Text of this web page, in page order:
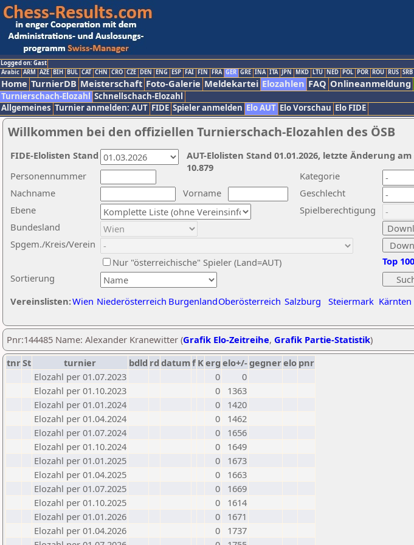
Logged on: Gast
Arabic ARM AZE BIH BUL CAT CHN CRO CZE DEN ENG ESP FAI FIN FRA GER GRE INA ITA JPN MKD LTU NED POL POR ROU RUS SRB
Home TurnierDB Meisterschaft Foto-Galerie Meldekartei Elozahlen FAQ Onlineanmeldung
Turnierschach-Elozahl Schnellschach-Elozahl
Allgemeines Turnier anmelden: AUT FIDE Spieler anmelden Elo AUT Elo Vorschau Elo FIDE
Willkommen bei den offiziellen Turnierschach-Elozahlen des ÖSB
Nachname
Vorname
Ebene
Kategorie
Sortierung
Personennummer
Bundesland
Spgem./Kreis/Verein
Geschlecht
Nur "österreichische" Spieler (Land=AUT)
Spielberechtigung
Vereinslisten:Wien Niederösterreich BurgenlandOberösterreich Salzburg Steiermark Kärnten
Top 100
AUT-Elolisten Stand 01.01.2026, letzte Änderung
10.879
FIDE-Elolisten Stand
Pnr:144485 Name: Alexander Kranewitter (Grafik Elo-Zeitreihe, Grafik Partie-Statistik)
tnrSt turnier bdld rd datumf Kerg elo+/-gegnerelo pnr
Elozahl per 01.07.2023
0
0
Elozahl per 01.10.2023
0
1363
Elozahl per 01.01.2024
0
1420
Elozahl per 01.04.2024
0
1462
Elozahl per 01.07.2024
0
1656
Elozahl per 01.10.2024
0
1649
Elozahl per 01.01.2025
0
1673
Elozahl per 01.04.2025
0
1663
Elozahl per 01.07.2025
0
1669
Elozahl per 01.10.2025
0
1614
Elozahl per 01.01.2026
0
1671
Elozahl per 01.04.2026
0
1737